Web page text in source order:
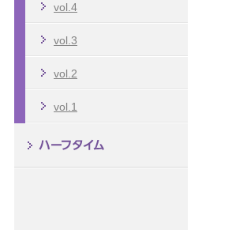
vol.4
vol.3
vol.2
vol.1